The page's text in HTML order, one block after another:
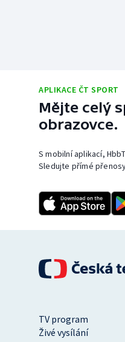
APLIKACE ČT SPORT
Mějte celý
obrazovce.
S mobilní aplikací,
Sledujte přímé
TV program
Živé vysílání